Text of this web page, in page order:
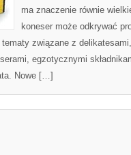
ma znaczenie równie
koneser może odkrywać
związane z
egzotycznymi
Nowe […]